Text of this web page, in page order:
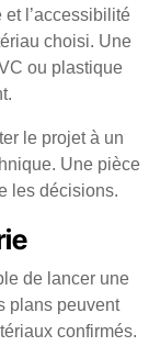
l’accessibilité
choisi. Une
ou plastique
le projet à un
Une pièce
les décisions.
de lancer une
plans peuvent
confirmés.